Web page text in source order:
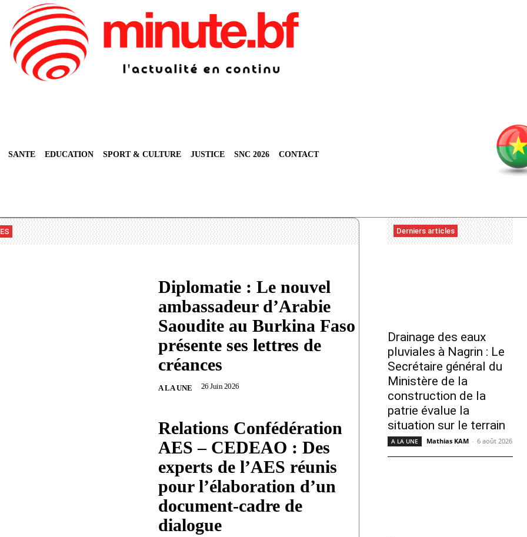
SANTE EDUCATION SPORT & CULTURE JUSTICE SNC 2026 CONTACT
Diplomatie : Le nouvel
ambassadeur d’Arabie
Saoudite au Burkina Faso
présente ses lettres de
créances
A LA UNE 26 Juin 2026
Relations Confédération
AES – CEDEAO : Des
experts de l’AES réunis
pour l’élaboration d’un
document-cadre de
dialogue
Derniers articles
Drainage des eaux
pluviales à Nagrin : Le
Secrétaire général du
Ministère de la
construction de la
patrie évalue la
situation sur le terrain
A LA UNE Mathias KAM - 6 août 2026